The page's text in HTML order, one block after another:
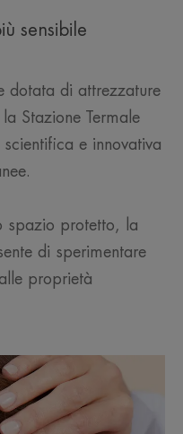
sensibile
dotata di attrezzature
Stazione Termale
e innovativa
spazio protetto, la
di sperimentare
proprietà